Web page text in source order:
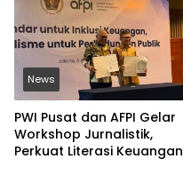
News
PWI Pusat dan AFPI Gelar
Workshop Jurnalistik,
Perkuat Literasi Keuangan